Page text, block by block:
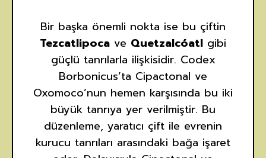
Bir başka önemli nokta ise bu çiftin
Tezcatlipoca ve Quetzalcóatl gibi
güçlü tanrılarla ilişkisidir. Codex
Borbonicus’ta Cipactonal ve
Oxomoco’nun hemen karşısında bu iki
büyük tanrıya yer verilmiştir. Bu
düzenleme, yaratıcı çift ile evrenin
kurucu tanrıları arasındaki bağa işaret